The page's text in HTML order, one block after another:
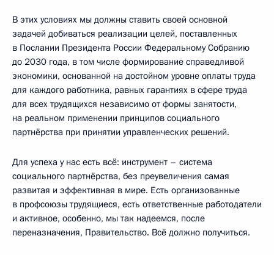
В этих условиях мы должны ставить своей основной
задачей добиваться реализации целей, поставленных
в Послании Президента России Федеральному Собранию
до 2030 года, в том числе формирование справедливой
экономики, основанной на достойном уровне оплаты труда
для каждого работника, равных гарантиях в сфере труда
для всех трудящихся независимо от формы занятости,
на реальном применении принципов социального
партнёрства при принятии управленческих решений.
Для успеха у нас есть всё: инструмент – система
социального партнёрства, без преувеличения самая
развитая и эффективная в мире. Есть организованные
в профсоюзы трудящиеся, есть ответственные работодатели
и активное, особенно, мы так надеемся, после
переназначения, Правительство. Всё должно получиться.